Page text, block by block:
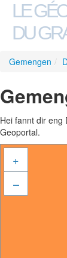
LE
DU
Gemengen /
Hei fannt dir eng
Geoportal.
+
–